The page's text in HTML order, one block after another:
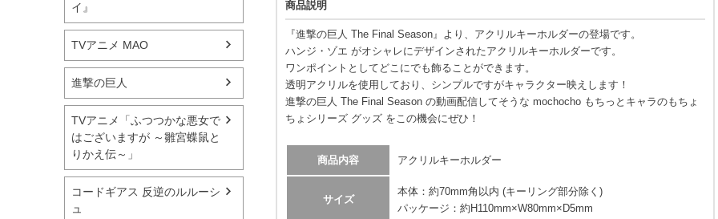
イ』
TVアニメ MAO
進撃の巨人
TVアニメ「ふつつかな悪女で
はございますが ～雛宮蝶鼠と
りかえ伝～」
コードギアス 反逆のルルーシ
ュ
商品説明
『進撃の巨人 The Final Season』より、アクリルキーホルダーの登場です。
ハンジ・ゾエ がオシャレにデザインされたアクリルキーホルダーです。
ワンポイントとしてどこにでも飾ることができます。
透明アクリルを使用しており、シンプルですがキャラクター映えします！
進撃の巨人 The Final Season の動画配信してそうな mochocho もちっとキャラのもちょ
ちょシリーズ グッズ をこの機会にぜひ！
商品内容 アクリルキーホルダー
サイズ
本体：約70mm角以内 (キーリング部分除く)
パッケージ：約H110mm×W80mm×D5mm